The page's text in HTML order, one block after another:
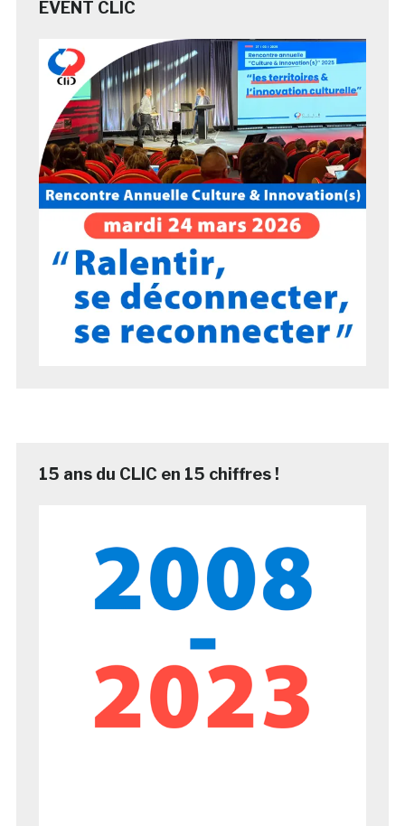
EVENT CLIC
15 ans du CLIC en 15 chiffres !